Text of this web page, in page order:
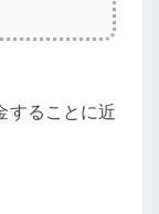
することに近